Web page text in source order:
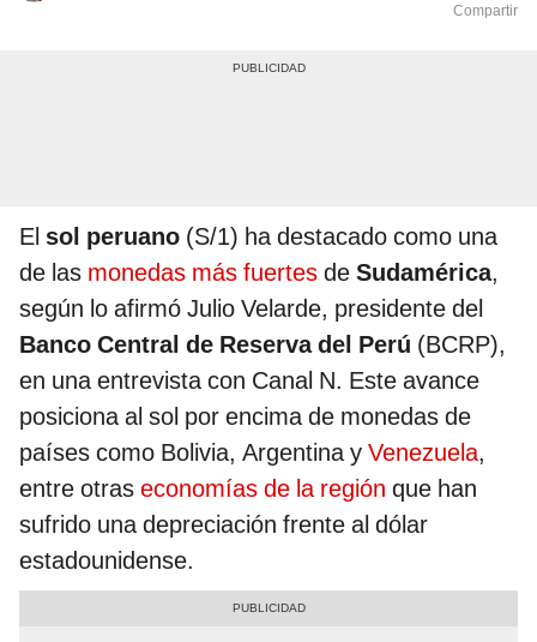
Compartir
El sol peruano (S/1) ha destacado como una
de las monedas más fuertes de Sudamérica,
según lo afirmó Julio Velarde, presidente del
Banco Central de Reserva del Perú (BCRP),
en una entrevista con Canal N. Este avance
posiciona al sol por encima de monedas de
países como Bolivia, Argentina y Venezuela,
entre otras economías de la región que han
sufrido una depreciación frente al dólar
estadounidense.